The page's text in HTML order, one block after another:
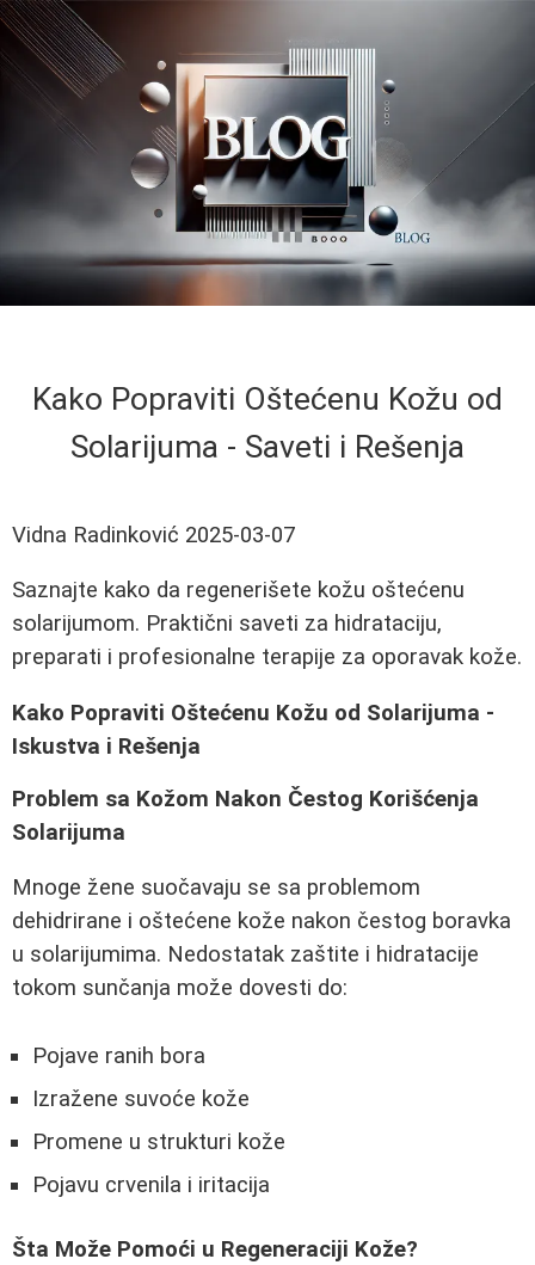
Kako Popraviti Oštećenu Kožu od
Solarijuma - Saveti i Rešenja
Vidna Radinković 2025-03-07
Saznajte kako da regenerišete kožu oštećenu
solarijumom. Praktični saveti za hidrataciju,
preparati i profesionalne terapije za oporavak kože.
Kako Popraviti Oštećenu Kožu od Solarijuma -
Iskustva i Rešenja
Problem sa Kožom Nakon Čestog Korišćenja
Solarijuma
Mnoge žene suočavaju se sa problemom
dehidrirane i oštećene kože nakon čestog boravka
u solarijumima. Nedostatak zaštite i hidratacije
tokom sunčanja može dovesti do:
Pojave ranih bora
Izražene suvoće kože
Promene u strukturi kože
Pojavu crvenila i iritacija
Šta Može Pomoći u Regeneraciji Kože?